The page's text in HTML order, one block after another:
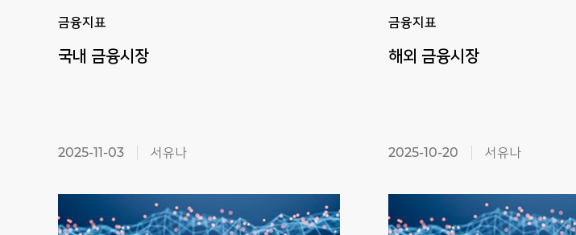
금융지표
국내 금융시장
2025-11-03 서유나
금융지표
해외 금융시장
2025-10-20 서유나